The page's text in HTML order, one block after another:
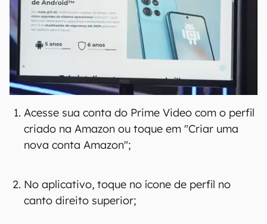
Acesse sua conta do Prime Video com o perfil
criado na Amazon ou toque em "Criar uma
nova conta Amazon";
No aplicativo, toque no ícone de perfil no
canto direito superior;